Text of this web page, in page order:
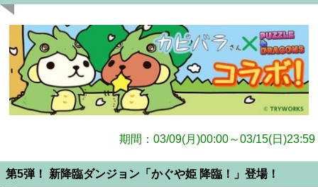
期間：03/09(月)00:00～03/15(日)23:59
第5弾！ 新降臨ダンジョン「かぐや姫 降臨！」登場！